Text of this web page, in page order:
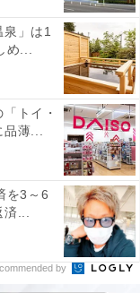
ャンペーンと
日・20日・25
象日にエントリ
になるほか、ポ
、期間限定のス
あります。旅行
を活用しましょ
泉」は1
...
トイ・
薄...
を3～6
...
by